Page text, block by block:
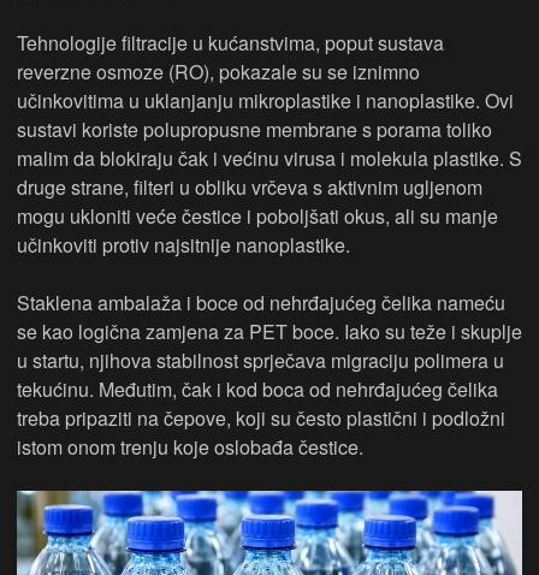
Tehnologije filtracije u kućanstvima, poput sustava
reverzne osmoze (RO), pokazale su se iznimno
učinkovitima u uklanjanju mikroplastike i nanoplastike. Ovi
sustavi koriste polupropusne membrane s porama toliko
malim da blokiraju čak i većinu virusa i molekula plastike. S
druge strane, filteri u obliku vrčeva s aktivnim ugljenom
mogu ukloniti veće čestice i poboljšati okus, ali su manje
učinkoviti protiv najsitnije nanoplastike.
Staklena ambalaža i boce od nehrđajućeg čelika nameću
se kao logična zamjena za PET boce. Iako su teže i skuplje
u startu, njihova stabilnost sprječava migraciju polimera u
tekućinu. Međutim, čak i kod boca od nehrđajućeg čelika
treba pripaziti na čepove, koji su često plastični i podložni
istom onom trenju koje oslobađa čestice.